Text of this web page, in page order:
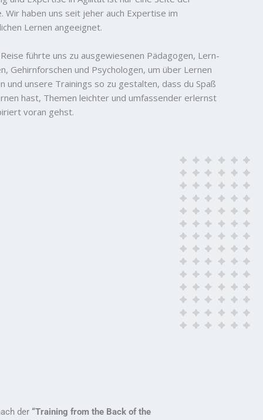
Wir haben uns seit jeher auch Expertise im
Lernen angeeignet.
führte uns zu ausgewiesenen Pädagogen, Lern-
Gehirnforschen und Psychologen, um über Lernen
und unsere Trainings so zu gestalten, dass du Spaß
hast, Themen leichter und umfassender erlernst
voran gehst.
der “Training from the Back of the